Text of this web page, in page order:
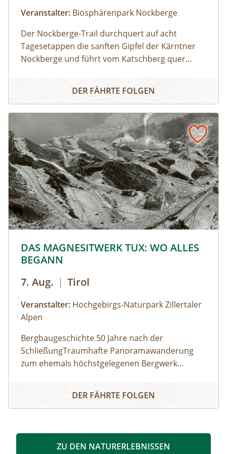
Veranstalter: Biosphärenpark Nockberge
Der Nockberge-Trail durchquert auf acht
Tagesetappen die sanften Gipfel der Kärntner
Nockberge und führt vom Katschberg quer
zu den Thermen in Bad Kleinkirchheim und
weiter bis an den Millstätter See. Zu Beginn
vom Ausgangspunkt in Bad Kleinkirchheim
hinauf zum Falkertsee. Begleitet von einem:einer
Biosphärenpark-Ranger:in wandern wir dann
auf den wohl bekanntesten Gipfel des Trails –
den Falkertspitz – und über den langen Rücken
der Totelitzen wieder hinab nach Bad
Kleinkirchheim. Dabei legen wir eine Strecke von
13 km bei 470 m im Aufstieg und 1.340 m im
Abstieg zurück.
Nockberge-Trail: Etappe 5 Falkertsee - Bad
DER FÄHRTE FOLGEN
DAS MAGNESITWERK TUX: WO ALLES
BEGANN
7. Aug. | Tirol
Veranstalter: Hochgebirgs-Naturpark Zillertaler
Alpen
Bergbaugeschichte 50 Jahre nach der
SchließungTraumhafte Panoramawanderung
zum ehemals höchstgelegenen Bergwerk
Tal kamen, hat mit dem Auffi nden der
Magnesit-Lagerstätten die wichtigste Epoche für
DAS MAGNESITWERK TUX: WO ALLES BEGANN
DER FÄHRTE FOLGEN
ZU DEN NATURERLEBNISSEN